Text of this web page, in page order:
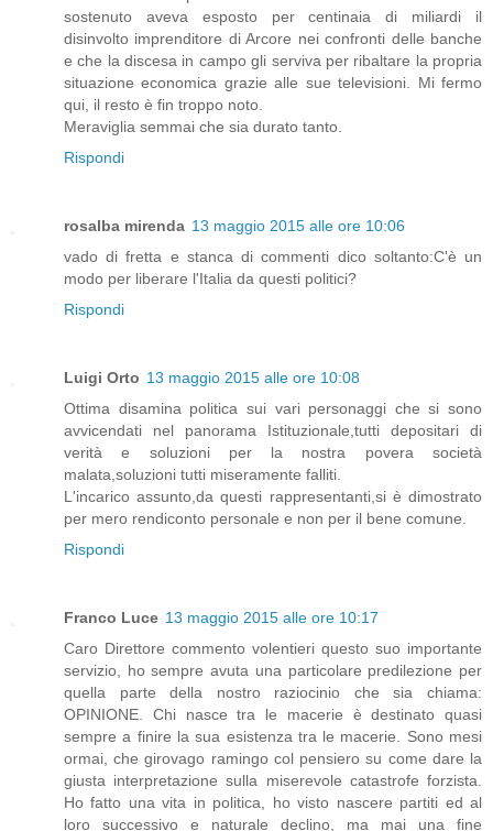
sostenuto aveva esposto per centinaia di miliardi il
disinvolto imprenditore di Arcore nei confronti delle banche
e che la discesa in campo gli serviva per ribaltare la propria
situazione economica grazie alle sue televisioni. Mi fermo
qui, il resto è fin troppo noto.
Meraviglia semmai che sia durato tanto.
Rispondi
rosalba mirenda 13 maggio 2015 alle ore 10:06
vado di fretta e stanca di commenti dico soltanto:C'è un
modo per liberare l'Italia da questi politici?
Rispondi
Luigi Orto 13 maggio 2015 alle ore 10:08
Ottima disamina politica sui vari personaggi che si sono
avvicendati nel panorama Istituzionale,tutti depositari di
verità e soluzioni per la nostra povera società
malata,soluzioni tutti miseramente falliti.
L'incarico assunto,da questi rappresentanti,si è dimostrato
per mero rendiconto personale e non per il bene comune.
Rispondi
Franco Luce 13 maggio 2015 alle ore 10:17
Caro Direttore commento volentieri questo suo importante
servizio, ho sempre avuta una particolare predilezione per
quella parte della nostro raziocinio che sia chiama:
OPINIONE. Chi nasce tra le macerie è destinato quasi
sempre a finire la sua esistenza tra le macerie. Sono mesi
ormai, che girovago ramingo col pensiero su come dare la
giusta interpretazione sulla miserevole catastrofe forzista.
Ho fatto una vita in politica, ho visto nascere partiti ed al
loro successivo e naturale declino, ma mai una fine